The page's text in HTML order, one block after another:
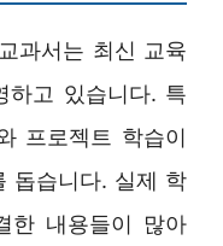
과서는 최신 교육
하고 있습니다. 특
프로젝트 학습이
돕습니다. 실제 학
한 내용들이 많아